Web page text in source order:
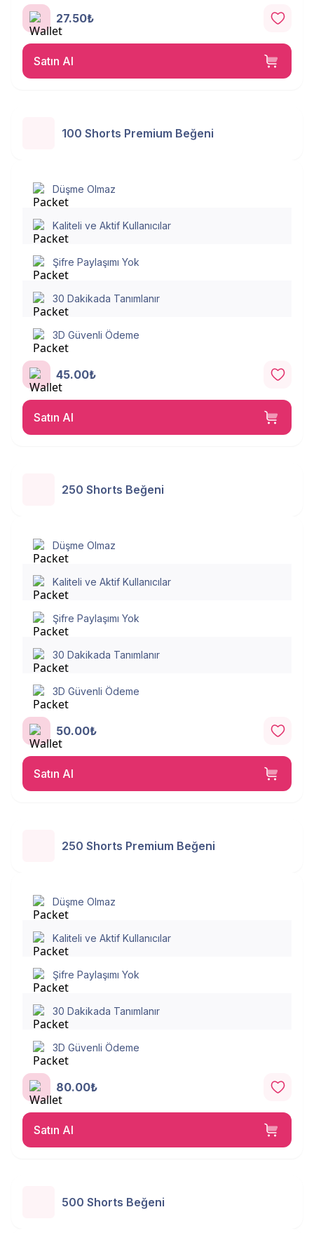
27.50₺
Satın Al
100 Shorts Premium Beğeni
Düşme Olmaz
Kaliteli ve Aktif Kullanıcılar
Şifre Paylaşımı Yok
30 Dakikada Tanımlanır
3D Güvenli Ödeme
45.00₺
Satın Al
250 Shorts Beğeni
Düşme Olmaz
Kaliteli ve Aktif Kullanıcılar
Şifre Paylaşımı Yok
30 Dakikada Tanımlanır
3D Güvenli Ödeme
50.00₺
Satın Al
250 Shorts Premium Beğeni
Düşme Olmaz
Kaliteli ve Aktif Kullanıcılar
Şifre Paylaşımı Yok
30 Dakikada Tanımlanır
3D Güvenli Ödeme
80.00₺
Satın Al
500 Shorts Beğeni